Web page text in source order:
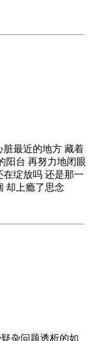
脏最近的地方 藏着
阳台 再努力地闭眼
绽放吗 还是那一
却上瘾了思念
杂问题透析的如